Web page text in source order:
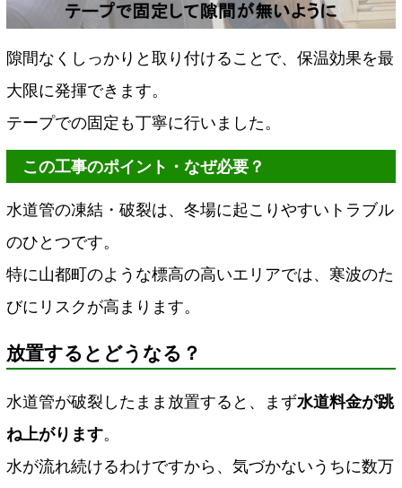
隙間なくしっかりと取り付けることで、保温効果を最
大限に発揮できます。
テープでの固定も丁寧に行いました。
この工事のポイント・なぜ必要？
水道管の凍結・破裂は、冬場に起こりやすいトラブル
のひとつです。
特に山都町のような標高の高いエリアでは、寒波のた
びにリスクが高まります。
放置するとどうなる？
水道管が破裂したまま放置すると、まず水道料金が跳
ね上がります。
水が流れ続けるわけですから、気づかないうちに数万